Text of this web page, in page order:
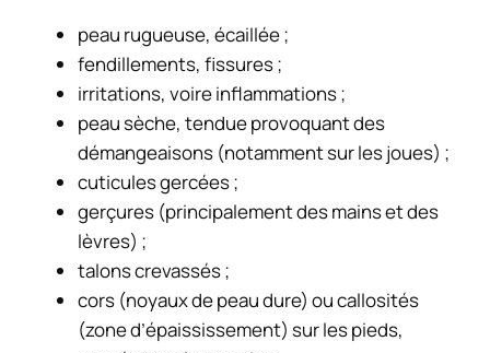
peau rugueuse, écaillée ;
fendillements, fissures ;
irritations, voire inflammations ;
peau sèche, tendue provoquant des
démangeaisons (notamment sur les joues) ;
cuticules gercées ;
gerçures (principalement des mains et des
lèvres) ;
talons crevassés ;
cors (noyaux de peau dure) ou callosités
(zone d’épaississement) sur les pieds,